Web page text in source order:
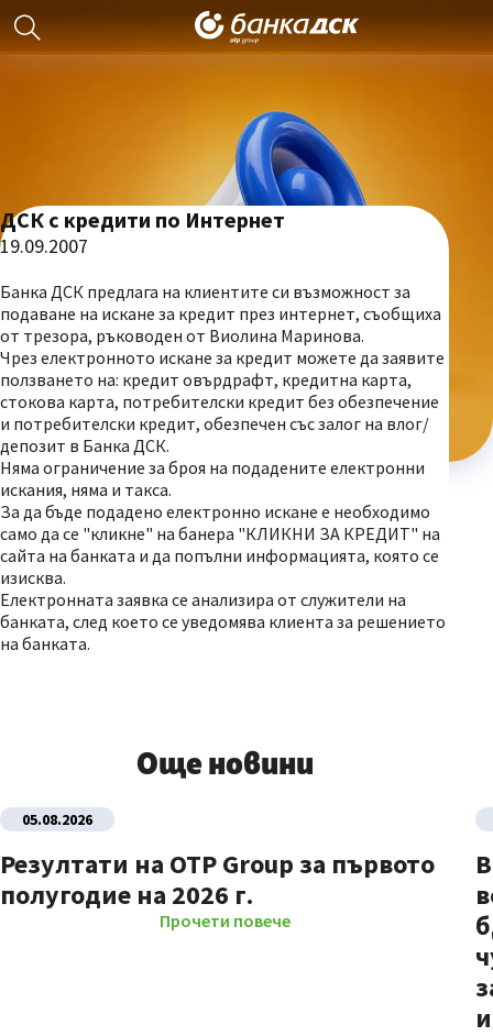
ДСК с кредити по Интернет
19.09.2007
Банка ДСК предлага на клиентите си възможност за
подаване на искане за кредит през интернет, съобщиха
от трезора, ръководен от Виолина Маринова.
Чрез електронното искане за кредит можете да заявите
ползването на: кредит овърдрафт, кредитна карта,
стокова карта, потребителски кредит без обезпечение
и потребителски кредит, обезпечен със залог на влог/
депозит в Банка ДСК.
Няма ограничение за броя на подадените електронни
искания, няма и такса.
За да бъде подадено електронно искане е необходимо
само да се "кликне" на банера "КЛИКНИ ЗА КРЕДИТ" на
сайта на банката и да попълни информацията, която се
изисква.
Електронната заявка се анализира от служители на
банката, след което се уведомява клиента за решението
на банката.
Още новини
05.08.2026
Резултати на OTP Group за първото
полугодие на 2026 г.
Прочети повече